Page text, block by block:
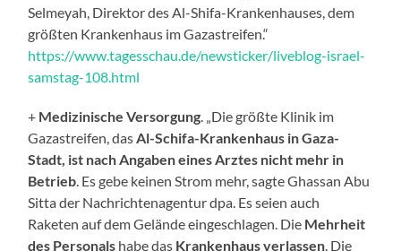
Selmeyah, Direktor des Al-Shifa-Krankenhauses, dem
größten Krankenhaus im Gazastreifen.“
https://www.tagesschau.de/newsticker/liveblog-israel-
samstag-108.html
+ Medizinische Versorgung . „Die größte Klinik im
Gazastreifen, das Al-Schifa-Krankenhaus in Gaza-
Stadt, ist nach Angaben eines Arztes nicht mehr in
Betrieb . Es gebe keinen Strom mehr, sagte Ghassan Abu
Sitta der Nachrichtenagentur dpa. Es seien auch
Raketen auf dem Gelände eingeschlagen. Die Mehrheit
des Personals habe das Krankenhaus verlassen . Die